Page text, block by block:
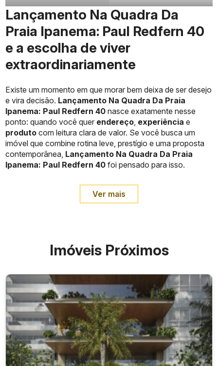
Lançamento Na Quadra Da
Praia Ipanema: Paul Redfern 40
e a escolha de viver
extraordinariamente
Existe um momento em que morar bem deixa de ser desejo
e vira decisão. Lançamento Na Quadra Da Praia
Ipanema: Paul Redfern 40 nasce exatamente nesse
ponto: quando você quer endereço, experiência e
produto com leitura clara de valor. Se você busca um
imóvel que combine rotina leve, prestígio e uma proposta
contemporânea, Lançamento Na Quadra Da Praia
Ipanema: Paul Redfern 40 foi pensado para isso.
Ver mais
Imóveis Próximos